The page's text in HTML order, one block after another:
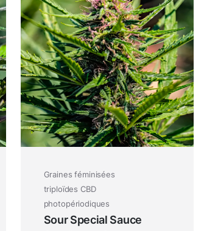
Graines féminisées
triploïdes CBD
photopériodiques
Sour Special Sauce